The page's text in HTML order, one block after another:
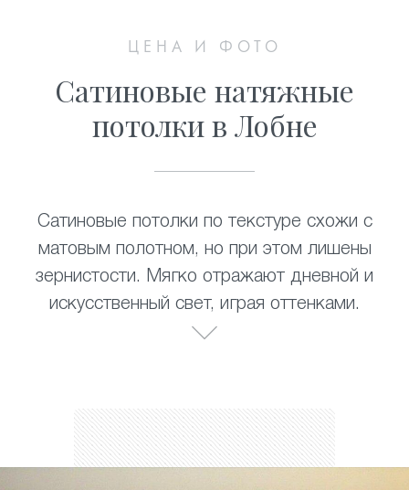
ЦЕНА И ФОТО
Сатиновые натяжные
потолки в Лобне
Сатиновые потолки по текстуре схожи с
матовым полотном, но при этом лишены
зернистости. Мягко отражают дневной и
искусственный свет, играя оттенками.